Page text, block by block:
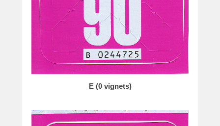
E (0 vignets)